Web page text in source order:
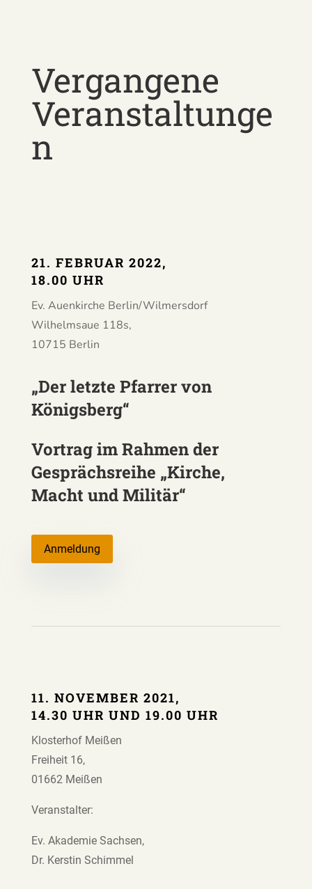
Vergangene
Veranstaltunge
n
21. FEBRUAR 2022,
18.00 UHR
Ev. Auenkirche Berlin/Wilmersdorf
Wilhelmsaue 118s,
10715 Berlin
„Der letzte Pfarrer von
Königsberg“
Vortrag im Rahmen der
Gesprächsreihe „Kirche,
Macht und Militär“
Anmeldung
11. NOVEMBER 2021,
14.30 UHR UND 19.00 UHR
Klosterhof Meißen
Freiheit 16,
01662 Meißen
Veranstalter:
Ev. Akademie Sachsen,
Dr. Kerstin Schimmel